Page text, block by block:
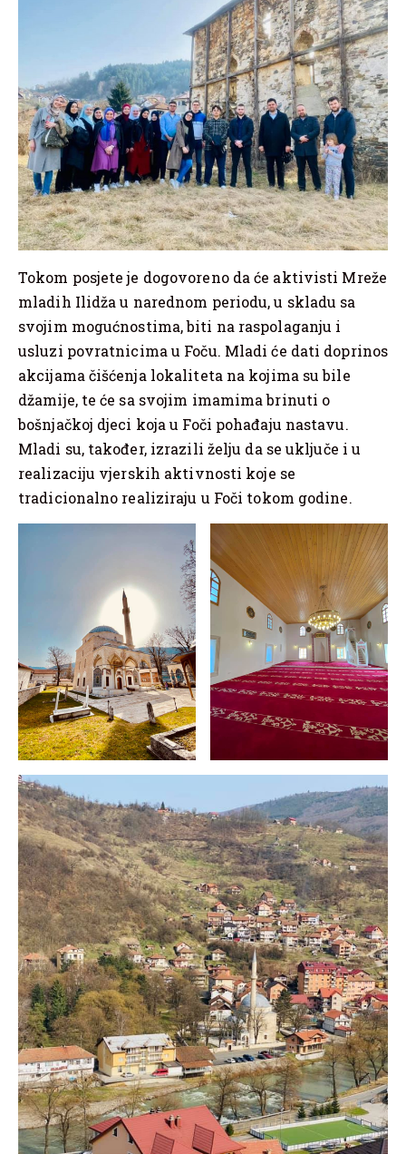
Tokom posjete je dogovoreno da će aktivisti Mreže
mladih Ilidža u narednom periodu, u skladu sa
svojim mogućnostima, biti na raspolaganju i
usluzi povratnicima u Foču. Mladi će dati doprinos
akcijama čišćenja lokaliteta na kojima su bile
džamije, te će sa svojim imamima brinuti o
bošnjačkoj djeci koja u Foči pohađaju nastavu.
Mladi su, također, izrazili želju da se uključe i u
realizaciju vjerskih aktivnosti koje se
tradicionalno realiziraju u Foči tokom godine.